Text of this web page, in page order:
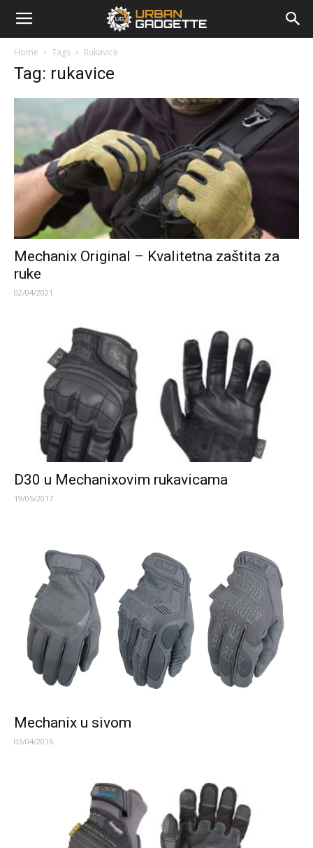
urbangadgette.com
Home Tags Rukavice
Tag: rukavice
Mechanix Original – Kvalitetna zaštita za
ruke
02/04/2021
D30 u Mechanixovim rukavicama
19/05/2017
Mechanix u sivom
03/04/2016